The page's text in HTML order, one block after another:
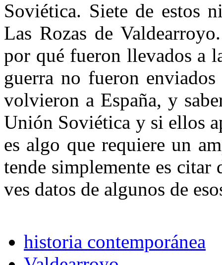
Soviética. Siete de estos
Las Rozas de
por qué fueron llevados a
guerra no fueron
volvieron a España, y
Unión Soviética y si ellos
es algo que requiere un
tende simplemente es
ves datos de algunos de
historia contemporánea